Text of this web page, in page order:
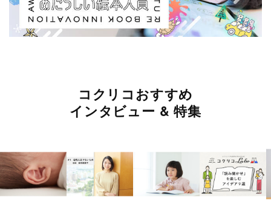
コクリコおすすめ
インタビュー & 特集